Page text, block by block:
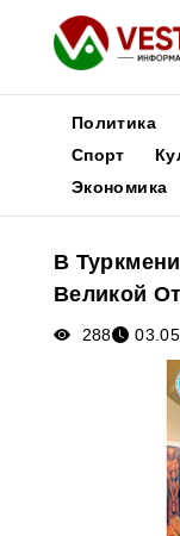
Новости
Медиа
Афиша
Политика
Спорт
Экономика
В
Великой
288